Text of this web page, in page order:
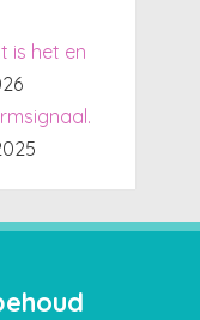
is het en